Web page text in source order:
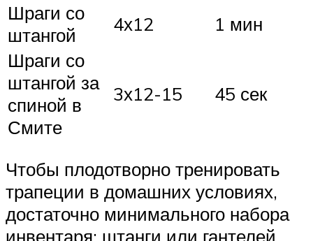
Шраги со
штангой
4х12
1 мин
Шраги со
штангой за
спиной в
Смите
3х12-15 45 сек
Чтобы плодотворно тренировать
трапеции в домашних условиях,
достаточно минимального набора
инвентаря: штанги или гантелей.